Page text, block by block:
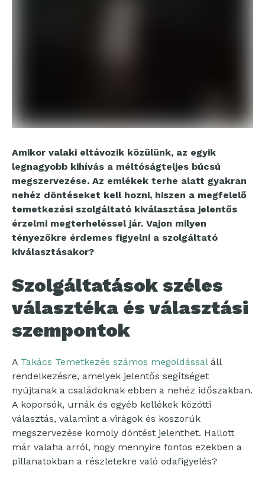
Amikor valaki eltávozik közülünk, az egyik
legnagyobb kihívás a méltóságteljes búcsú
megszervezése. Az emlékek terhe alatt gyakran
nehéz döntéseket kell hozni, hiszen a megfelelő
temetkezési szolgáltató kiválasztása jelentős
érzelmi megterheléssel jár. Vajon milyen
tényezőkre érdemes figyelni a szolgáltató
kiválasztásakor?
Szolgáltatások széles
választéka és választási
szempontok
A Takács Temetkezés számos megoldássaláll
rendelkezésre, amelyek jelentős segítséget
nyújtanak a családoknak ebben a nehéz időszakban.
A koporsók, urnák és egyéb kellékek közötti
választás, valamint a virágok és koszorúk
megszervezése komoly döntést jelenthet. Hallott
már valaha arról, hogy mennyire fontos ezekben a
pillanatokban a részletekre való odafigyelés?